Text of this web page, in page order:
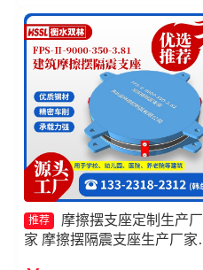
推荐
摩擦摆支座定制生产厂
家 摩擦摆隔震支座生产厂家